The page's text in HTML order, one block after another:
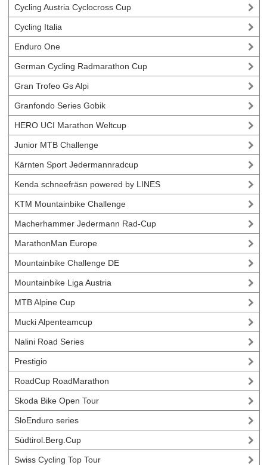
Cycling Austria Cyclocross Cup
Cycling Italia
Enduro One
German Cycling Radmarathon Cup
Gran Trofeo Gs Alpi
Granfondo Series Gobik
HERO UCI Marathon Weltcup
Junior MTB Challenge
Kärnten Sport Jedermannradcup
Kenda schneefräsn powered by LINES
KTM Mountainbike Challenge
Macherhammer Jedermann Rad-Cup
MarathonMan Europe
Mountainbike Challenge DE
Mountainbike Liga Austria
MTB Alpine Cup
Mucki Alpenteamcup
Nalini Road Series
Prestigio
RoadCup RoadMarathon
Skoda Bike Open Tour
SloEnduro series
Südtirol.Berg.Cup
Swiss Cycling Top Tour